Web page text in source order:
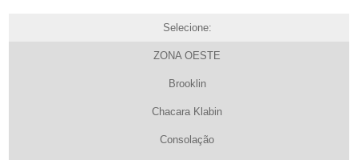
Selecione:
ZONA OESTE
Brooklin
Chacara Klabin
Consolação